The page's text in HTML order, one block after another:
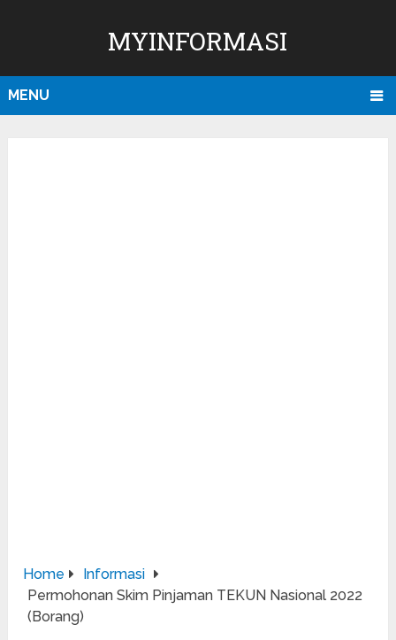
MYINFORMASI
MENU
Home
Informasi
Permohonan Skim Pinjaman TEKUN Nasional 2022
(Borang)